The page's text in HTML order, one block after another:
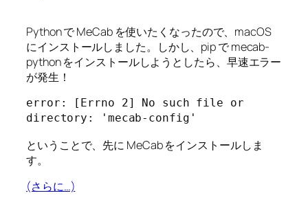
Python で MeCab を使いたくなったので、macOS
にインストールしました。しかし、pip で mecab-
python をインストールしようとしたら、早速エラー
が発生！
error: [Errno 2] No such file or
directory: 'mecab-config'
ということで、先に MeCab をインストールしま
す。
(さらに…)